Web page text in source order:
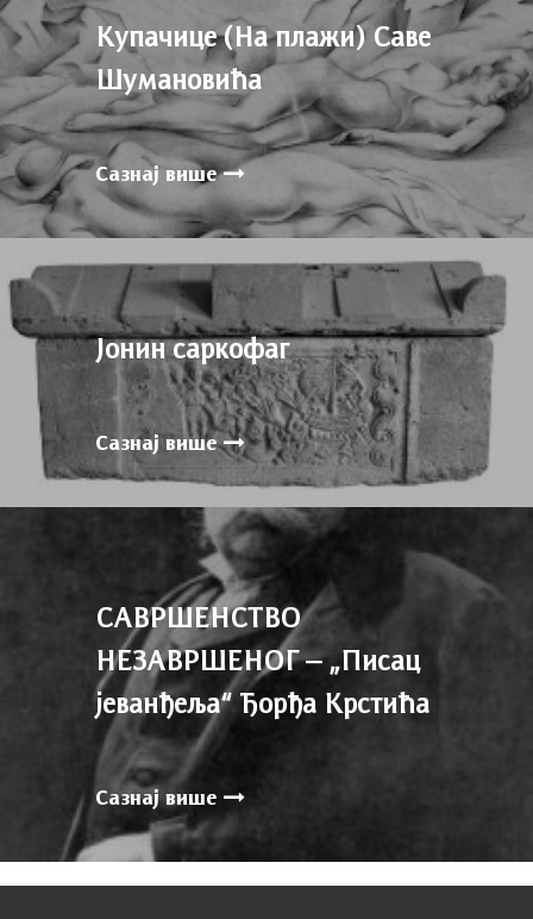
Купачице (На плажи) Саве
Шумановића
Сазнај више
Јонин cаркофаг
Сазнај више
САВРШЕНСТВО
НЕЗАВРШЕНОГ – „Писац
јеванђеља“ Ђорђа Крстића
Сазнај више